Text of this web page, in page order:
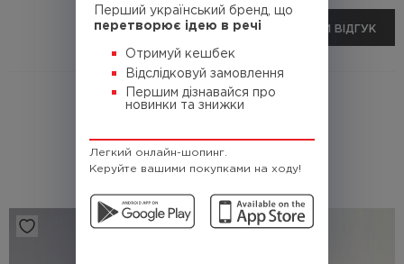
Перший український бренд, що
перетворює ідею в речі
Отримуй кешбек
Відслідковуй замовлення
Першим дізнавайся про
новинки та знижки
Легкий онлайн-шопинг.
Керуйте вашими покупками на ходу!
ДОДАТИ ВІДГУК